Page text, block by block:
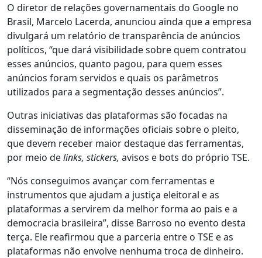
O diretor de relações governamentais do Google no
Brasil, Marcelo Lacerda, anunciou ainda que a empresa
divulgará um relatório de transparência de anúncios
políticos, “que dará visibilidade sobre quem contratou
esses anúncios, quanto pagou, para quem esses
anúncios foram servidos e quais os parâmetros
utilizados para a segmentação desses anúncios”.
Outras iniciativas das plataformas são focadas na
disseminação de informações oficiais sobre o pleito,
que devem receber maior destaque das ferramentas,
por meio delinks, stickers, avisos e bots do próprio TSE.
“Nós conseguimos avançar com ferramentas e
instrumentos que ajudam a justiça eleitoral e as
plataformas a servirem da melhor forma ao pais e a
democracia brasileira”, disse Barroso no evento desta
terça. Ele reafirmou que a parceria entre o TSE e as
plataformas não envolve nenhuma troca de dinheiro.